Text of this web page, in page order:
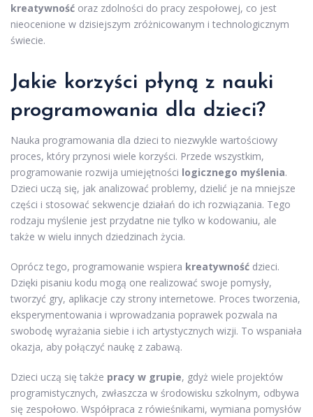
kreatywność oraz zdolności do pracy zespołowej, co jest
nieocenione w dzisiejszym zróżnicowanym i technologicznym
świecie.
Jakie korzyści płyną z nauki
programowania dla dzieci?
Nauka programowania dla dzieci to niezwykle wartościowy
proces, który przynosi wiele korzyści. Przede wszystkim,
programowanie rozwija umiejętności logicznego myślenia.
Dzieci uczą się, jak analizować problemy, dzielić je na mniejsze
części i stosować sekwencje działań do ich rozwiązania. Tego
rodzaju myślenie jest przydatne nie tylko w kodowaniu, ale
także w wielu innych dziedzinach życia.
Oprócz tego, programowanie wspiera kreatywność dzieci.
Dzięki pisaniu kodu mogą one realizować swoje pomysły,
tworzyć gry, aplikacje czy strony internetowe. Proces tworzenia,
eksperymentowania i wprowadzania poprawek pozwala na
swobodę wyrażania siebie i ich artystycznych wizji. To wspaniała
okazja, aby połączyć naukę z zabawą.
Dzieci uczą się także pracy w grupie, gdyż wiele projektów
programistycznych, zwłaszcza w środowisku szkolnym, odbywa
się zespołowo. Współpraca z rówieśnikami, wymiana pomysłów